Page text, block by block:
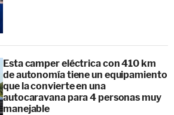
Esta camper eléctrica con 410 km
de autonomía tiene un equipamiento
que la convierte en una
autocaravana para 4 personas muy
manejable